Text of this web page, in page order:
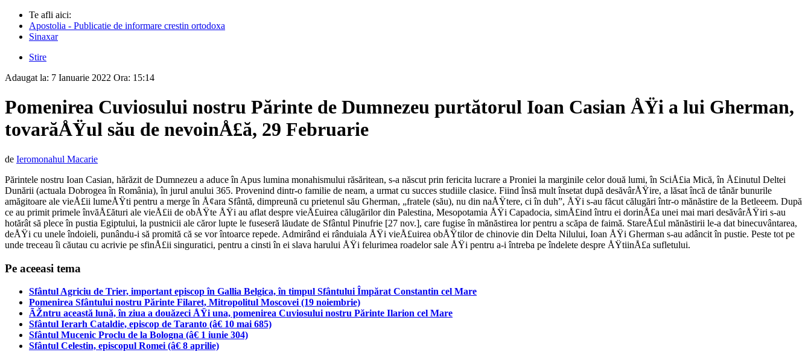
Te afli aici:
Apostolia - Publicatie de informare crestin ortodoxa
Sinaxar
Stire
Adaugat la: 7 Ianuarie 2022 Ora: 15:14
Pomenirea Cuviosului nostru Părinte de Dumnezeu purtătorul Ioan Casian ÅŸi a lui Gherman,
tovarăÅŸul său de nevoinÅ£ă, 29 Februarie
de Ieromonahul Macarie
Părintele nostru Ioan Casian, hărăzit de Dumnezeu a aduce în Apus lumina monahismului răsăritean, s-a născut prin fericita lucrare a Proniei la marginile celor două lumi, în SciÅ£ia Mică, în Å£inutul Deltei
Dunării (actuala Dobrogea în România), în jurul anului 365. Provenind dintr-o familie de neam, a urmat cu succes studiile clasice. Fiind însă mult însetat după desăvârÅŸire, a lăsat încă de tânăr bunurile
amăgitoare ale vieÅ£ii lumeÅŸti pentru a merge în Å¢ara Sfântă, dimpreună cu prietenul său Gherman, „fratele (său), nu din naÅŸtere, ci în duh”, ÅŸi s-au făcut călugări într-o mănăstire de la Betleeem. După
ce au primit primele învăÅ£ături ale vieÅ£ii de obÅŸte ÅŸi au aflat despre vieÅ£uirea călugărilor din Palestina, Mesopotamia ÅŸi Capadocia, simÅ£ind întru ei dorinÅ£a unei mai mari desăvârÅŸiri s-au
hotărât să plece în pustia Egiptului, la pustnicii ale căror lupte le fuseseră lăudate de Sfântul Pinufrie [27 nov.], care fugise în mănăstirea lor pentru a scăpa de faimă. StareÅ£ul mănăstirii le-a dat binecuvântarea,
deÅŸi cu unele îndoieli, punându-i să promită că se vor întoarce repede. Admirând ei rânduiala ÅŸi vieÅ£uirea obÅŸtilor de chinovie din Delta Nilului, Ioan ÅŸi Gherman s-au adâncit în pustie. Peste tot pe
unde treceau îi căutau cu acrivie pe sfinÅ£ii singuratici, pentru a cinsti în ei slava harului ÅŸi felurimea roadelor sale ÅŸi pentru a-i întreba pe îndelete despre ÅŸtiinÅ£a sufletului.
Pe aceeasi tema
Sfântul Agriciu de Trier, important episcop în Gallia Belgica, în timpul Sfântului Împărat Constantin cel Mare
Pomenirea Sfântului nostru Părinte Filaret, Mitropolitul Moscovei (19 noiembrie)
ÃŽntru această lună, în ziua a douăzeci ÅŸi una, pomenirea Cuviosului nostru Părinte Ilarion cel Mare
Sfântul Ierarh Cataldie, episcop de Taranto (â€ 10 mai 685)
Sfântul Mucenic Proclu de la Bologna (â€ 1 iunie 304)
Sfântul Celestin, episcopul Romei (â€ 8 aprilie)